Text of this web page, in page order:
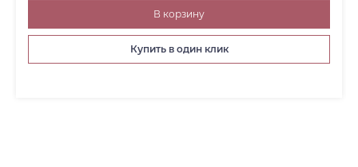
В корзину
Купить в один клик